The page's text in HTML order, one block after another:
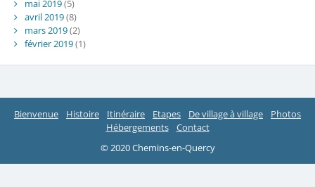
mai 2019(5)
avril 2019(8)
mars 2019(2)
février 2019(1)
Bienvenue Histoire Itinéraire Etapes De village à village
Photos
Hébergements
Contact
© 2020 Chemins-en-Quercy